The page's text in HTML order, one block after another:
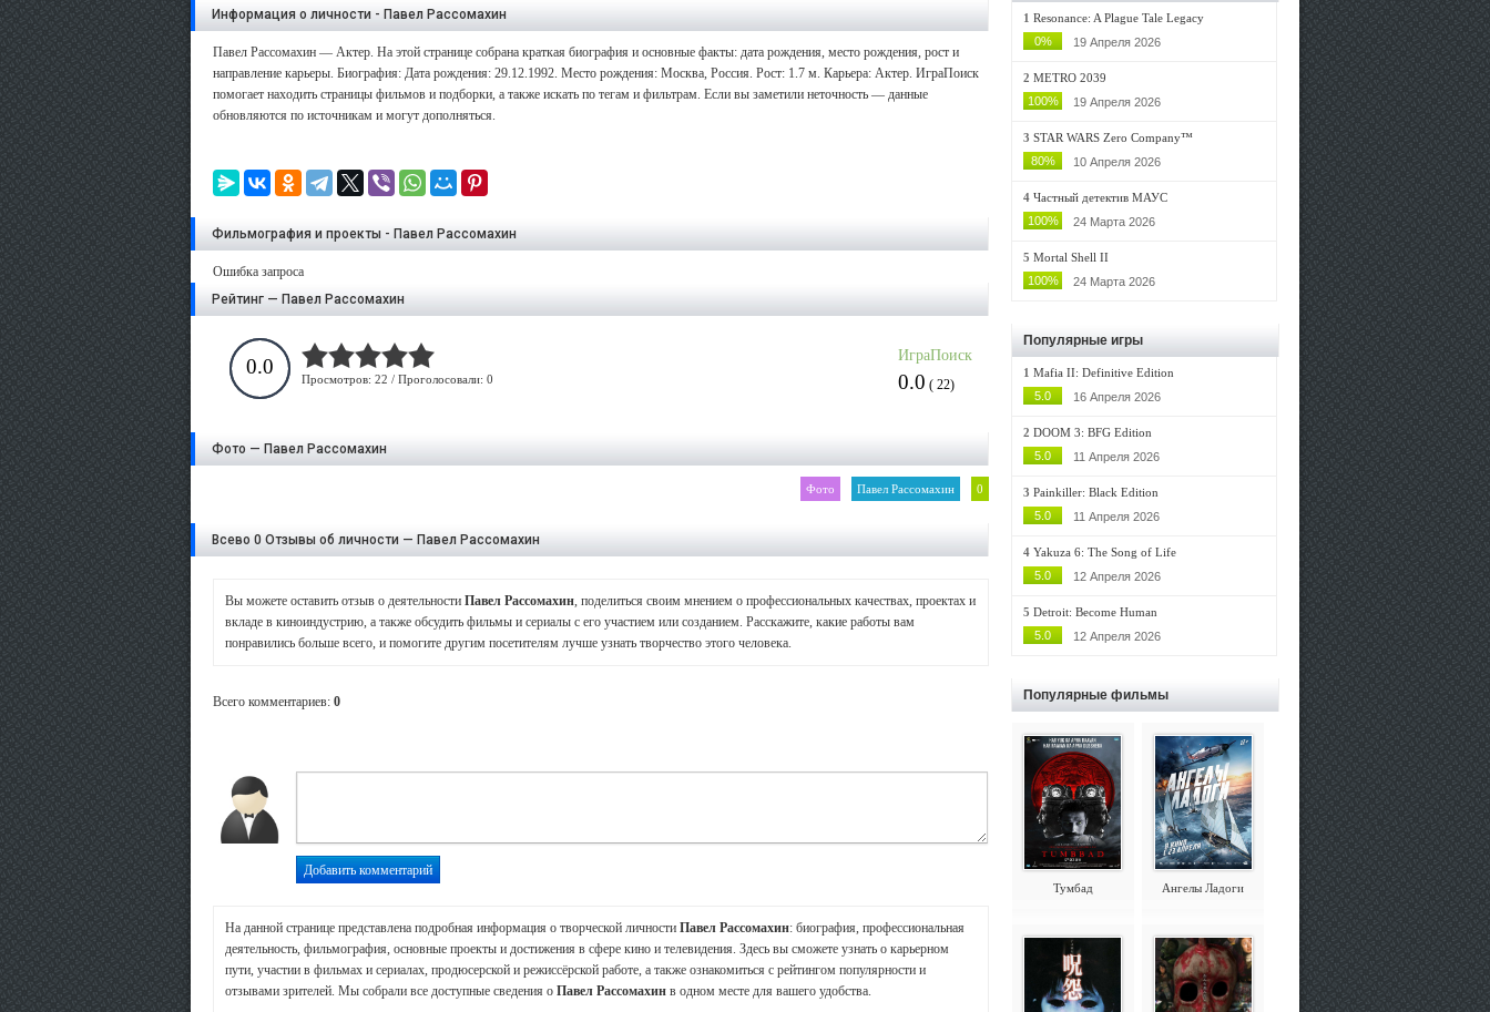
Информация о личности - Павел Рассомахин
Павел Рассомахин — Актер. На этой странице собрана краткая биография и основные факты: дата рождения, место рождения, рост и
направление карьеры. Биография: Дата рождения: 29.12.1992. Место рождения: Москва, Россия. Рост: 1.7 м. Карьера: Актер. ИграПоиск
помогает находить страницы фильмов и подборки, а также искать по тегам и фильтрам. Если вы заметили неточность — данные
обновляются по источникам и могут дополняться.
Фильмография и проекты - Павел Рассомахин
Ошибка запроса
Рейтинг — Павел Рассомахин
0.0
Просмотров: 22 / Проголосовали: 0
ИграПоиск
0.0 ( 22)
Фото — Павел Рассомахин
0
Павел Рассомахин
Фото
Всево 0 Отзывы об личности — Павел Рассомахин
Вы можете оставить отзыв о деятельности Павел Рассомахин, поделиться своим мнением о профессиональных качествах, проектах и
вкладе в киноиндустрию, а также обсудить фильмы и сериалы с его участием или созданием. Расскажите, какие работы вам
понравились больше всего, и помогите другим посетителям лучше узнать творчество этого человека.
Всего комментариев: 0
На данной странице представлена подробная информация о творческой личности Павел Рассомахин: биография, профессиональная
деятельность, фильмография, основные проекты и достижения в сфере кино и телевидения. Здесь вы сможете узнать о карьерном
пути, участии в фильмах и сериалах, продюсерской и режиссёрской работе, а также ознакомиться с рейтингом популярности и
отзывами зрителей. Мы собрали все доступные сведения о Павел Рассомахин в одном месте для вашего удобства.
1 Resonance: A Plague Tale Legacy
0%
19 Апреля 2026
2 METRO 2039
100%
19 Апреля 2026
3 STAR WARS Zero Company™
80%
10 Апреля 2026
4 Частный детектив МАУС
100%
24 Марта 2026
5 Mortal Shell II
100%
24 Марта 2026
Популярные игры
1 Mafia II: Definitive Edition
5.0
16 Апреля 2026
2 DOOM 3: BFG Edition
5.0
11 Апреля 2026
3 Painkiller: Black Edition
5.0
11 Апреля 2026
4 Yakuza 6: The Song of Life
5.0
12 Апреля 2026
5 Detroit: Become Human
5.0
12 Апреля 2026
Популярные фильмы
Тумбад Ангелы Ладоги